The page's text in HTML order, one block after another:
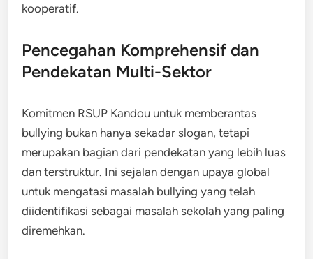
kooperatif.
Pencegahan Komprehensif dan
Pendekatan Multi-Sektor
Komitmen RSUP Kandou untuk memberantas
bullying bukan hanya sekadar slogan, tetapi
merupakan bagian dari pendekatan yang lebih luas
dan terstruktur. Ini sejalan dengan upaya global
untuk mengatasi masalah bullying yang telah
diidentifikasi sebagai masalah sekolah yang paling
diremehkan.